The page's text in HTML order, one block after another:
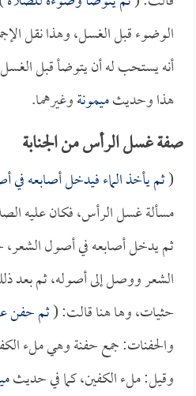
الوضوء قبل الغسل، وهذا نقل
أنه يستحب له أن يتوضأ قبل
هذا وحديثميمونةوغيرهما.
صفة غسل الرأس من الجنابة
(ثم يأخذ الماء فيدخل أصابعه
مسألة غسل الرأس، فكان عليه
ثم يدخل أصابعه في أصول
الشعر ووصل إلى أصوله، ثم بعد
حثيات، وها هنا قالت: (ثم حفن
والحفنات: جمع حفنة وهي ملء الكف
وقيل: ملء الكفين، كما في حديث